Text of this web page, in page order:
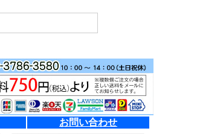
お問い合わせ